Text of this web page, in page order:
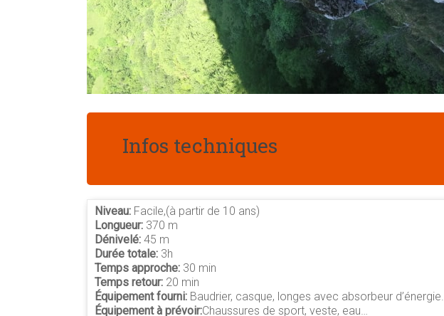
Infos techniques
Niveau: Facile,(à partir de 10 ans)
Longueur: 370 m
Dénivelé: 45 m
Durée totale: 3h
Temps approche: 30 min
Temps retour: 20 min
Équipement fourni: Baudrier, casque, longes avec absorbeur d’énergie.
Équipement à prévoir:Chaussures de sport, veste, eau…